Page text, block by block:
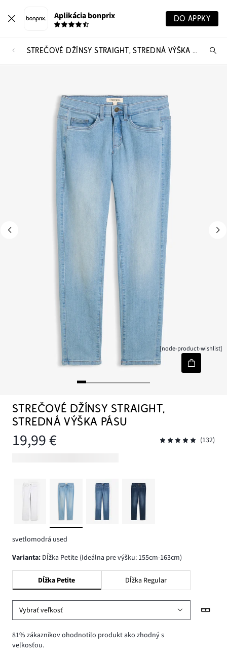
Aplikácia bonprix DO APPKY
STREČOVÉ DŽÍNSY STRAIGHT, STREDNÁ VÝŠKA PÁSU
[node-product-wishlist]
STREČOVÉ DŽÍNSY STRAIGHT,
STREDNÁ VÝŠKA PÁSU
19,99 € (132)
svetlomodrá used
varianta: Dĺžka Petite (Ideálna pre výšku: 155cm-163cm)
Dĺžka Petite Dĺžka Regular
Vybrať veľkosť
81% zákazníkov ohodnotilo produkt ako zhodný s
veľkosťou.